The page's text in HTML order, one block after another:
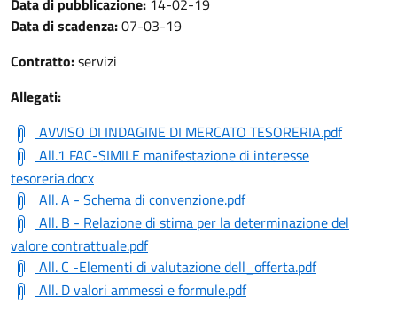
Data di pubblicazione: 14-02-19
Data di scadenza:07-03-19
Contratto:servizi
Allegati:
AVVISO DI INDAGINE DI MERCATO TESORERIA.pdf
All.1 FAC-SIMILE manifestazione di interesse
tesoreria.docx
All. A - Schema di convenzione.pdf
All. B - Relazione di stima per la determinazione del
valore contrattuale.pdf
All. C -Elementi di valutazione dell_offerta.pdf
All. D valori ammessi e formule.pdf